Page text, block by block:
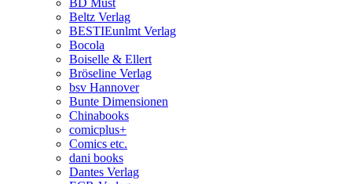
BD Must
Beltz Verlag
BESTIEunlmt Verlag
Bocola
Boiselle & Ellert
Bröseline Verlag
bsv Hannover
Bunte Dimensionen
Chinabooks
comicplus+
Comics etc.
dani books
Dantes Verlag